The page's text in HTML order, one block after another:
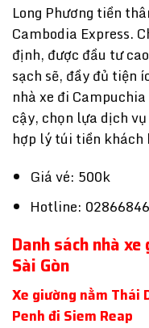
Long Phương tiền
Cambodia Express.
định, được đầu tư
sạch sẽ, đầy đủ tiện
nhà xe đi Campuchia
cậy, chọn lựa dịch
hợp lý túi tiền khách
Giá vé: 500k
Hotline:
Danh sách nhà
Sài Gòn
Xe giường nằm Thái
Penh đi Siem Reap